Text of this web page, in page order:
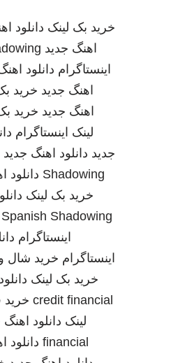
خرید بک لینک دانلود
اهنگ جدید
اینستاگرام دانلود
اهنگ جدید خرید
اهنگ جدید خرید
لینک اینستاگرام
جدید دانلود اهنگ جدید
Shadowing دانلود
خرید بک لینک
Spanish Shadowing
اینستاگرام
اینستاگرام خرید شال
خرید بک لینک
credit financial خرید
لینک دانلود
financial دانلود